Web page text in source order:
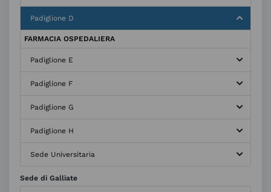
Padiglione D
FARMACIA OSPEDALIERA
Padiglione E
Padiglione F
Padiglione G
Padiglione H
Sede Universitaria
Sede di Galliate